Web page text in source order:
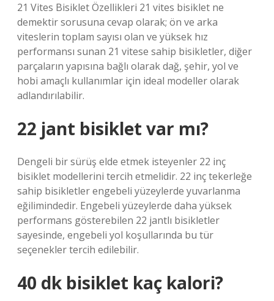
21 Vites Bisiklet Özellikleri 21 vites bisiklet ne
demektir sorusuna cevap olarak; ön ve arka
viteslerin toplam sayısı olan ve yüksek hız
performansı sunan 21 vitese sahip bisikletler, diğer
parçaların yapısına bağlı olarak dağ, şehir, yol ve
hobi amaçlı kullanımlar için ideal modeller olarak
adlandırılabilir.
22 jant bisiklet var mı?
Dengeli bir sürüş elde etmek isteyenler 22 inç
bisiklet modellerini tercih etmelidir. 22 inç tekerleğe
sahip bisikletler engebeli yüzeylerde yuvarlanma
eğilimindedir. Engebeli yüzeylerde daha yüksek
performans gösterebilen 22 jantlı bisikletler
sayesinde, engebeli yol koşullarında bu tür
seçenekler tercih edilebilir.
40 dk bisiklet kaç kalori?